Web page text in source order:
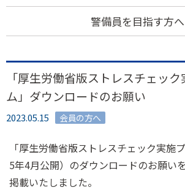
「厚生労働省版ストレスチェッ
ム」ダウンロードのお願い
2023.05.15 会員の方へ
「厚生労働省版ストレスチェック実施
5年4月公開）のダウンロードのお願い
掲載いたしました。
警備員を目指す方へ